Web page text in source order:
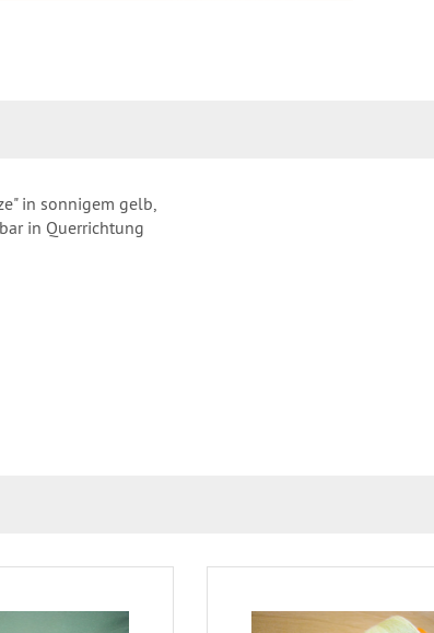
in sonnigem gelb,
in Querrichtung